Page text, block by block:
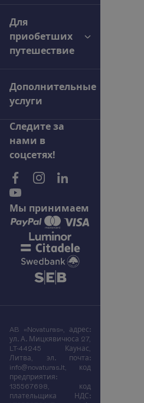
Для
приобетших
путешествие
Дополнительные
услуги
Следите за
нами в
соцсетях!
Мы принимаем
AB «Novaturas», адрес:
ул. А. Мицкявичюса 27,
LT-44245 Каунас,
Литва, эл. почта:
info@novaturas.lt, код
предприятия:
135567698, код
плательщика НДС: